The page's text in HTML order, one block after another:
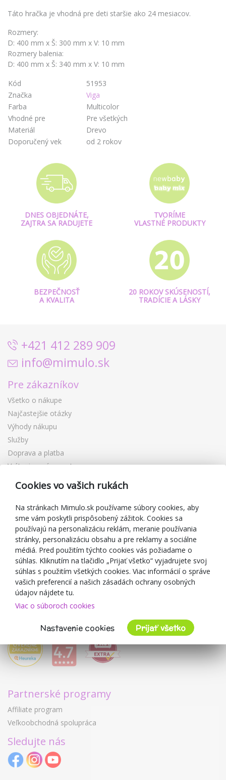
Táto hračka je vhodná pre deti staršie ako 24 mesiacov.
Rozmery:
D: 400 mm x Š: 300 mm x V: 10 mm
Rozmery balenia:
D: 400 mm x Š: 340 mm x V: 10 mm
Kód
51953
Značka
Viga
Farba
Multicolor
Vhodné pre
Pre všetkých
Materiál
Drevo
Doporučený vek
od 2 rokov
DNES OBJEDNÁTE,
ZAJTRA SA RADUJETE
TVORÍME
VLASTNÉ PRODUKTY
BEZPEČNOSŤ
A KVALITA
20 ROKOV SKÚSENOSTÍ,
TRADÍCIE A LÁSKY
+421 412 289 909
info@mimulo.sk
Pre zákazníkov
Všetko o nákupe
Najčastejšie otázky
Výhody nákupu
Služby
Doprava a platba
Vrátenie a výmena tovaru
Reklamácia
Darčekové poukážky
Zľavové kupóny
Blog
O predajcovi
Mimulo.sk
Obchodné podmienky
Ochrana osobných údajov GDPR
Kontakty
Spolupracujeme
Partnerské programy
Affiliate program
Veľkoobchodná spolupráca
Sledujte nás
Cookies vo vašich rukách
Na stránkach Mimulo.sk používame súbory cookies, aby
sme vám poskytli prispôsobený zážitok. Cookies sa
používajú na personalizáciu reklám, meranie používania
stránky, personalizáciu obsahu a pre reklamy a sociálne
médiá. Pred použitím týchto cookies vás požiadame o
súhlas. Kliknutím na tlačidlo „Prijať všetko“ vyjadrujete svoj
súhlas s použitím všetkých cookies. Viac informácií o správe
vašich preferencií a našich zásadách ochrany osobných
údajov nájdete tu.
Viac o súboroch cookies
Nastavenie cookies Prijať všetko